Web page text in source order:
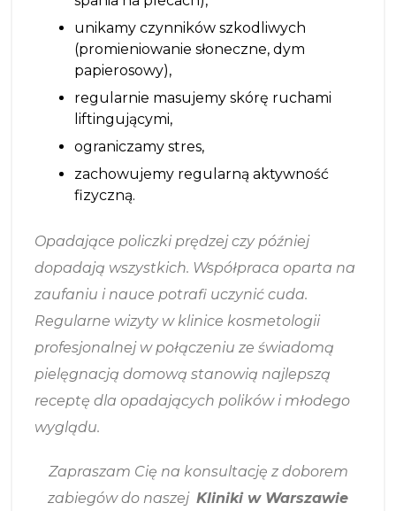
unikamy czynników szkodliwych
(promieniowanie słoneczne, dym
papierosowy),
regularnie masujemy skórę ruchami
liftingującymi,
ograniczamy stres,
zachowujemy regularną aktywność
fizyczną.
Opadające policzki prędzej czy później
dopadają wszystkich. Współpraca oparta na
zaufaniu i nauce potrafi uczynić cuda.
Regularne wizyty w klinice kosmetologii
profesjonalnej w połączeniu ze świadomą
pielęgnacją domową stanowią najlepszą
receptę dla opadających polików i młodego
wyglądu.
Zapraszam Cię na konsultację z doborem
zabiegów do naszej Kliniki w Warszawie